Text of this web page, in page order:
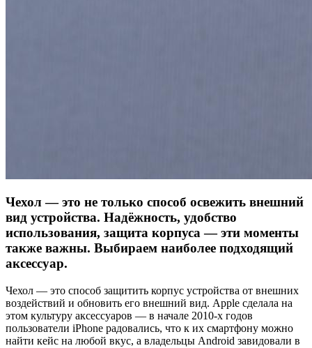
Чехол — это не только способ освежить внешний
вид устройства. Надёжность, удобство
использования, защита корпуса — эти моменты
также важны. Выбираем наиболее подходящий
аксессуар.
Чехол — это способ защитить корпус устройства от внешних
воздействий и обновить его внешний вид. Apple сделала на
этом культуру аксессуаров — в начале 2010-х годов
пользователи iPhone радовались, что к их смартфону можно
найти кейс на любой вкус, а владельцы Android завидовали в